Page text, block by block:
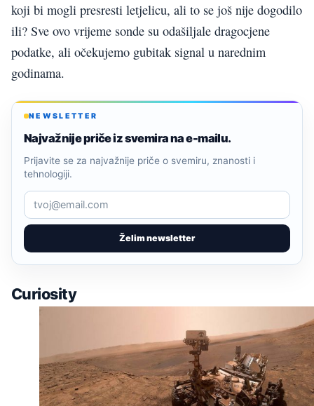
koji bi mogli presresti letjelicu, ali to se još nije dogodilo
ili? Sve ovo vrijeme sonde su odašiljale dragocjene
podatke, ali očekujemo gubitak signal u narednim
godinama.
NEWSLETTER
Najvažnije priče iz svemira na e-mailu.
Želim newsletter
Prijavite se za najvažnije priče o svemiru, znanosti i
tehnologiji.
Curiosity